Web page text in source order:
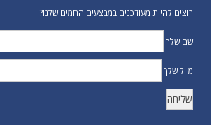
רוצים להיות מעודכנים במבצעים החמים שלנו?
שם שלך
מייל שלך